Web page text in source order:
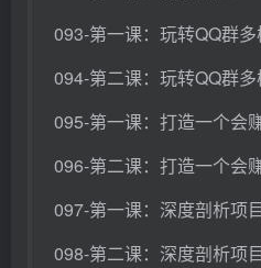
093-第一课：玩转QQ群
094-第二课：玩转QQ群
095-第一课：打造一个会
096-第二课：打造一个会
097-第一课：深度剖析项
098-第二课：深度剖析项